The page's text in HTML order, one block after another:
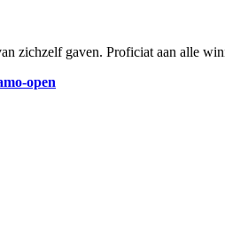
zichzelf gaven. Proficiat aan alle
open